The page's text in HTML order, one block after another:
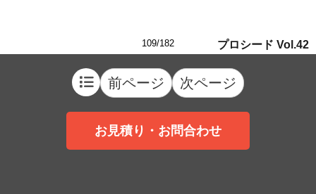
109/182 プロシード Vol.42
前ページ 次ページ
お見積り・お問合わせ